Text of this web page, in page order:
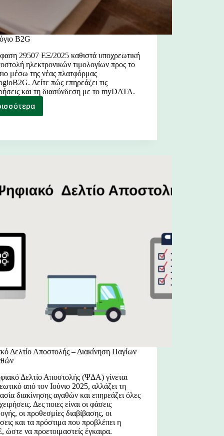
B2G
29507 ΕΞ/2025 καθιστά υποχρεωτική
ηλεκτρονικών τιμολογίων προς το
μέσω της νέας πλατφόρμας
Δείτε πώς επηρεάζει τις
και τη διασύνδεση με το myDATA.
Tιμολόγιο
Δελτίο Αποστολής – Διακίνηση Παγίων
Δελτίο Αποστολής (ΨΔΑ) γίνεται
από τον Ιούνιο 2025, αλλάζει τη
διακίνησης αγαθών και επηρεάζει όλες
Δες ποιες είναι οι φάσεις
οι προθεσμίες διαβίβασης, οι
και τα πρόστιμα που προβλέπει η
να προετοιμαστείς έγκαιρα.